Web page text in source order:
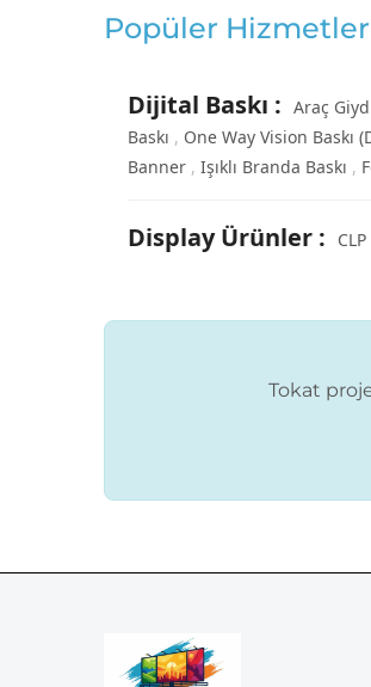
Popüler
Dijital Baskı : Araç
Baskı
One Way Vision Baskı
Banner
Işıklı Branda Baskı
Display Ürünler :
Tokat